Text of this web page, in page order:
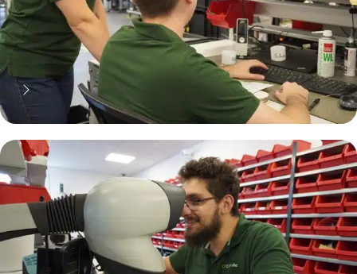
70% moins cher qu'une pièce
neuve... mais pas que !
Pourquoi réparer ?